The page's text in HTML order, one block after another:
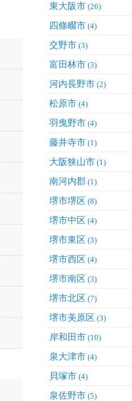
東大阪市 (26)
四條畷市 (4)
交野市 (3)
富田林市 (3)
河内長野市 (2)
松原市 (4)
羽曳野市 (4)
藤井寺市 (1)
大阪狭山市 (1)
南河内郡 (1)
堺市堺区 (8)
堺市中区 (4)
堺市東区 (3)
堺市西区 (4)
堺市南区 (3)
堺市北区 (7)
堺市美原区 (3)
岸和田市 (10)
泉大津市 (4)
貝塚市 (4)
泉佐野市 (5)